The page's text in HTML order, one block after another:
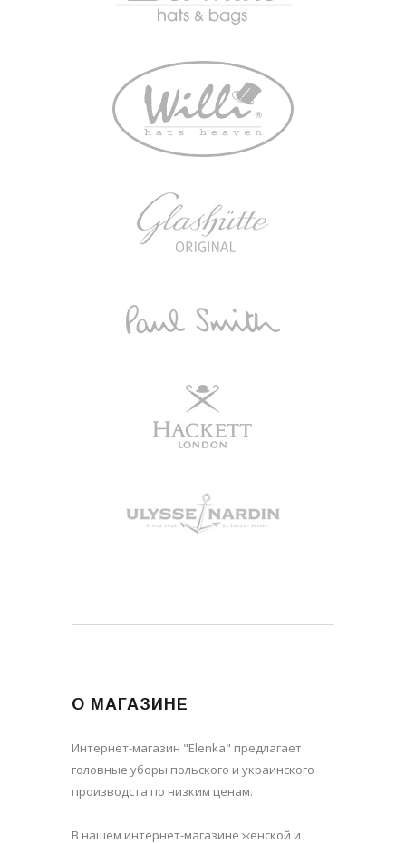
О МАГАЗИНЕ
Интернет-магазин "Elenka" предлагает
головные уборы польского и украинского
производста по низким ценам.
В нашем интернет-магазине женской и